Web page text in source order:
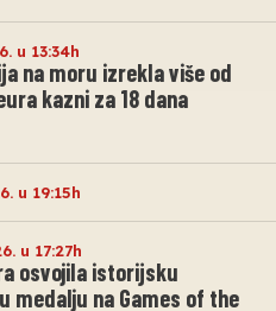
u 13:34h
na moru izrekla više od
kazni za 18 dana
u 19:15h
u 17:27h
osvojila istorijsku
medalju na Games of the